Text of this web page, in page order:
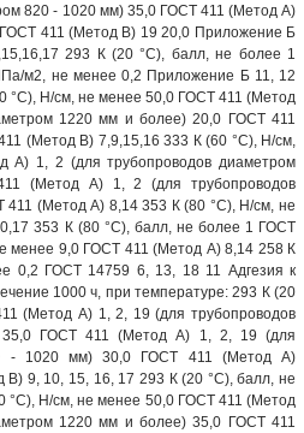
820 - 1020 мм) 35,0 ГОСТ 411 (Метод A)
411 (Метод В) 19 20,0 Приложение Б
293 К (20 °С), балл, не более 1
м2, не менее 0,2 Приложение Б 11, 12
°С), Н/см, не менее 50,0 ГОСТ 411 (Метод
1220 мм и более) 20,0 ГОСТ 411
(Метод В) 7,9,15,16 333 К (60 °С), Н/см,
1, 2 (для трубопроводов диаметром
(Метод А) 1, 2 (для трубопроводов
(Метод А) 8,14 353 К (80 °С), Н/см, не
353 К (80 °С), балл, не более 1 ГОСТ
менее 9,0 ГОСТ 411 (Метод А) 8,14 258 К
0,2 ГОСТ 14759 6, 13, 18 11 Адгезия к
1000 ч, при температуре: 293 К (20
(Метод А) 1, 2, 19 (для трубопроводов
ГОСТ 411 (Метод А) 1, 2, 19 (для
- 1020 мм) 30,0 ГОСТ 411 (Метод А)
9, 10, 15, 16, 17 293 К (20 °С), балл, не
°С), Н/см, не менее 50,0 ГОСТ 411 (Метод
1220 мм и более) 35,0 ГОСТ 411